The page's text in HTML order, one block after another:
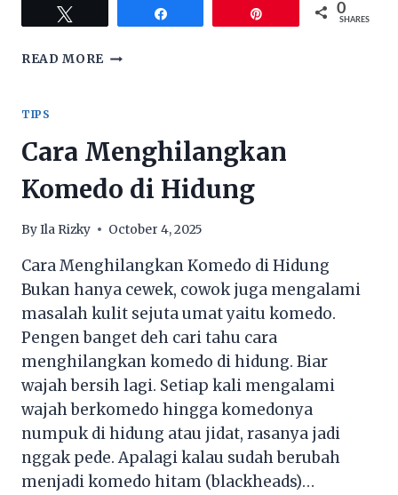
0
SHARES
READ MORE APPLY
AKTIVITAS
FINANSIAL
JADI
MUDAH
TIPS
Cara Menghilangkan
Komedo di Hidung
ByIla Rizky October 4, 2025
Cara Menghilangkan Komedo di Hidung
Bukan hanya cewek, cowok juga mengalami
masalah kulit sejuta umat yaitu komedo.
Pengen banget deh cari tahu cara
menghilangkan komedo di hidung. Biar
wajah bersih lagi. Setiap kali mengalami
wajah berkomedo hingga komedonya
numpuk di hidung atau jidat, rasanya jadi
nggak pede. Apalagi kalau sudah berubah
menjadi komedo hitam (blackheads)…